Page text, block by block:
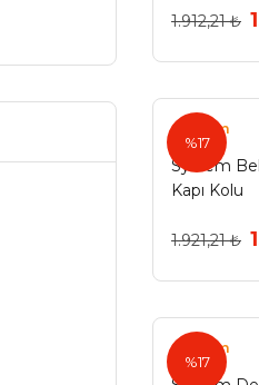
1.912,21 ₺
%17
System
System
Kapı Kolu
1.921,21 ₺
%17
System